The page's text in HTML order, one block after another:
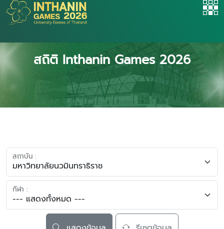
สถิติ Inthanin Games 2026
สถาบัน :
กีฬา :